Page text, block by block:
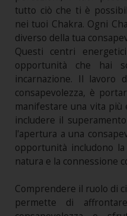
tutto ciò che ti è
nei tuoi Chakra. Ogni
diverso della tua
Questi centri
opportunità che hai
incarnazione. Il lavoro
consapevolezza, è
manifestare una vita più
includere il
l'apertura a una
opportunità includono
natura e la connessione
Comprendere il ruolo di
permette di